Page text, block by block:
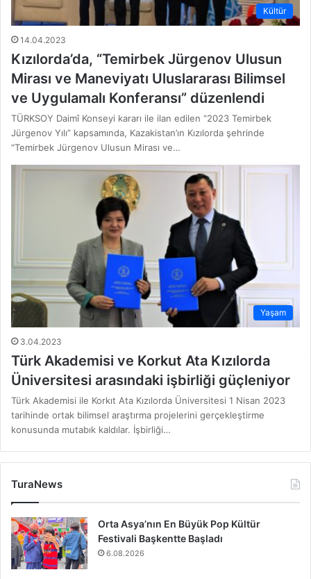
Kültür
14.04.2023
Kızılorda’da, “Temirbek Jürgenov Ulusun
Mirası ve Maneviyatı Uluslararası Bilimsel
ve Uygulamalı Konferansı” düzenlendi
TÜRKSOY Daimî Konseyi kararı ile ilan edilen “2023 Temirbek
Jürgenov Yılı” kapsamında, Kazakistan’ın Kızılorda şehrinde
“Temirbek Jürgenov Ulusun Mirası ve…
Yaşam
3.04.2023
Türk Akademisi ve Korkut Ata Kızılorda
Üniversitesi arasındaki işbirliği güçleniyor
Türk Akademisi ile Korkıt Ata Kızılorda Üniversitesi 1 Nisan 2023
tarihinde ortak bilimsel araştırma projelerini gerçekleştirme
konusunda mutabık kaldılar. İşbirliği…
TuraNews
Orta Asya’nın En Büyük Pop Kültür
Festivali Başkentte Başladı
6.08.2026